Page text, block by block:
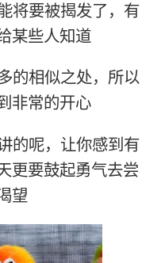
将要被揭发了，有
某些人知道
的相似之处，所以
非常的开心
的呢，让你感到有
更要鼓起勇气去尝
望